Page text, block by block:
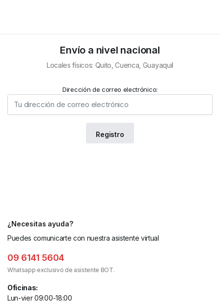
Envío a nivel nacional
Locales físicos: Quito, Cuenca, Guayaquil
Dirección de correo electrónico:
¿Necesitas ayuda?
Puedes comunicarte con nuestra asistente virtual
09 6141 5604
Whatsapp exclusivo de asistente BOT.
Oficinas:
Lun-vier 09:00-18:00